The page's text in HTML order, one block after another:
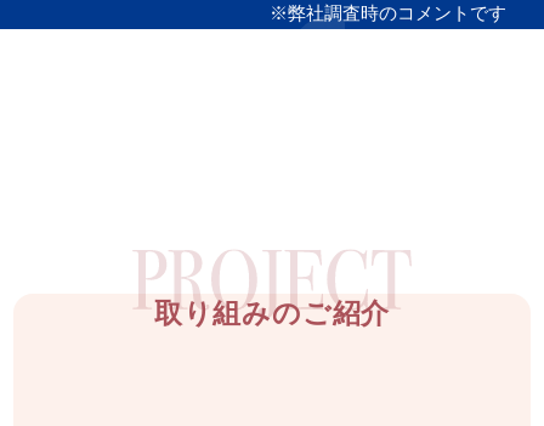
※弊社調査時のコメントです
取り組みのご紹介